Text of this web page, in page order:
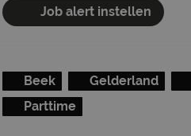
Job alert instellen
Beek Gelderland
Parttime